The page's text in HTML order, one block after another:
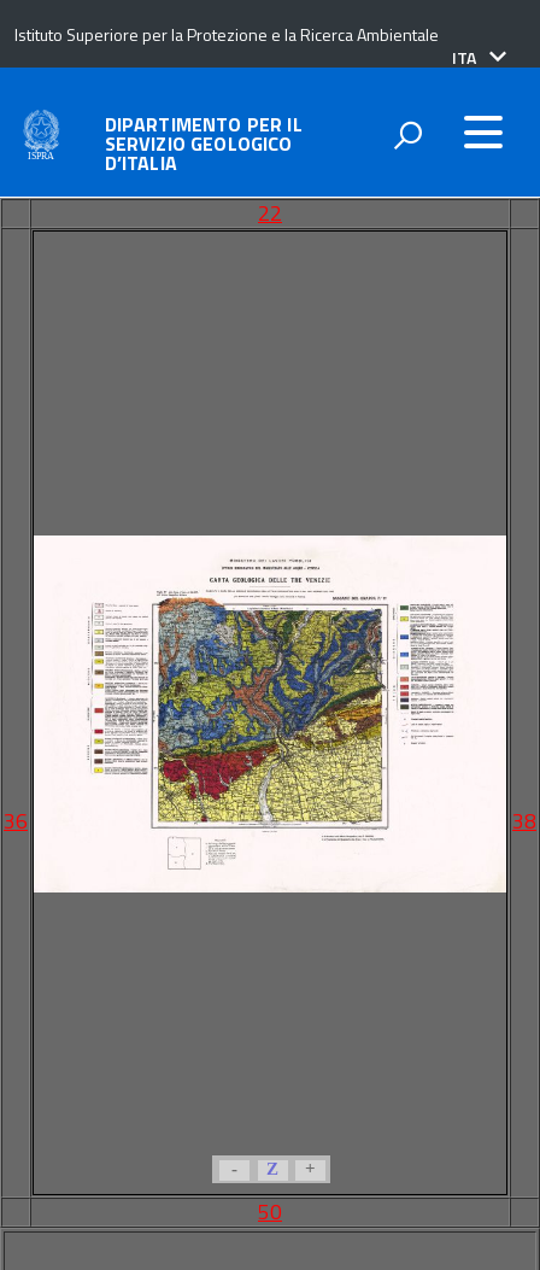
Istituto Superiore per la Protezione e la Ricerca Ambientale
lingua
ITA
DIPARTIMENTO PER IL
SERVIZIO GEOLOGICO
D’ITALIA
22
36
- Z +
38
50